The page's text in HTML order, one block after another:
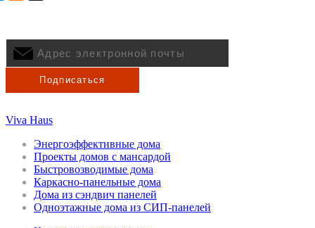
Viva Haus
Энергоэффективные дома
Проекты домов с мансардой
Быстровозводимые дома
Каркасно-панельные дома
Дома из сэндвич панелей
Одноэтажные дома из СИП-панелей